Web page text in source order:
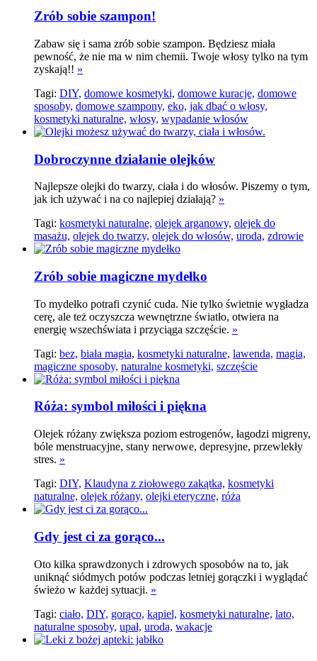
Zrób sobie szampon!
Zabaw się i sama zrób sobie szampon. Będziesz miała
pewność, że nie ma w nim chemii. Twoje włosy tylko na tym
zyskają!! »
Tagi: DIY, domowe kosmetyki, domowe kuracje, domowe
sposoby, domowe szampony, eko, jak dbać o włosy,
kosmetyki naturalne, włosy, wypadanie włosów
Dobroczynne działanie olejków
Najlepsze olejki do twarzy, ciała i do włosów. Piszemy o tym,
jak ich używać i na co najlepiej działają? »
Tagi: kosmetyki naturalne, olejek arganowy, olejek do
masażu, olejek do twarzy, olejek do włosów, uroda, zdrowie
Zrób sobie magiczne mydełko
To mydełko potrafi czynić cuda. Nie tylko świetnie wygładza
cerę, ale też oczyszcza wewnętrzne światło, otwiera na
energię wszechświata i przyciąga szczęście. »
Tagi: bez, biała magia, kosmetyki naturalne, lawenda, magia,
magiczne sposoby, naturalne kosmetyki, szczęście
Róża: symbol miłości i piękna
Olejek różany zwiększa poziom estrogenów, łagodzi migreny,
bóle menstruacyjne, stany nerwowe, depresyjne, przewlekły
stres. »
Tagi: DIY, Klaudyna z ziołowego zakątka, kosmetyki
naturalne, olejek różany, olejki eteryczne, róża
Gdy jest ci za gorąco...
Oto kilka sprawdzonych i zdrowych sposobów na to, jak
uniknąć siódmych potów podczas letniej gorączki i wyglądać
świeżo w każdej sytuacji. »
Tagi: ciało, DIY, gorąco, kąpiel, kosmetyki naturalne, lato,
naturalne sposoby, upał, uroda, wakacje